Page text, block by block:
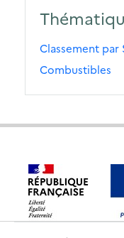
Classement par
Combustibles